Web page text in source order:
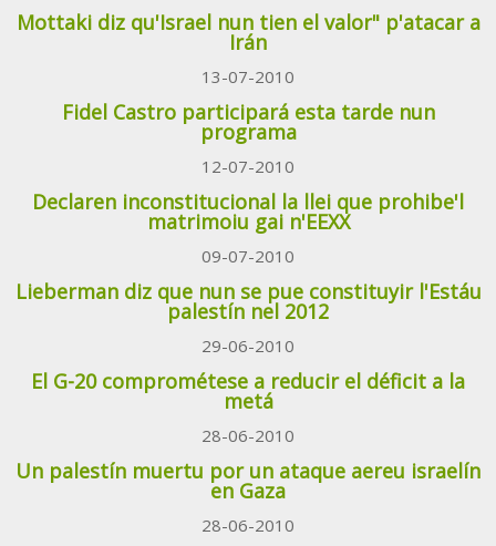
Mottaki diz qu'Israel nun tien el valor" p'atacar a
Irán
13-07-2010
Fidel Castro participará esta tarde nun
programa
12-07-2010
Declaren inconstitucional la llei que prohibe'l
matrimoiu gai n'EEXX
09-07-2010
Lieberman diz que nun se pue constituyir l'Estáu
palestín nel 2012
29-06-2010
El G-20 comprométese a reducir el déficit a la
metá
28-06-2010
Un palestín muertu por un ataque aereu israelín
en Gaza
28-06-2010